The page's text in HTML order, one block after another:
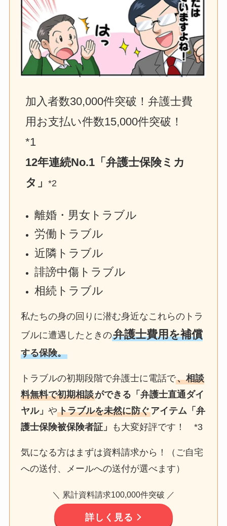
加入者数30,000件突破！弁護士費
用お支払い件数15,000件突破！
*1
12年連続No.1「弁護士保険ミカ
タ」*2
離婚・男女トラブル
労働トラブル
近隣トラブル
誹謗中傷トラブル
相続トラブル
私たちの身の回りに潜む身近なこれらのトラ
ブルに遭遇したときの弁護士費用を補償
する保険。
トラブルの初期段階で弁護士に電話で、相談
料無料で初期相談ができる「弁護士直通ダイ
ヤル」やトラブルを未然に防ぐアイテム「弁
護士保険被保険者証」
も大変好評です！ *3
気になる方はまずは資料請求から！（ご自宅
への送付、メールへの送付が選べます）
＼ 累計資料請求100,000件突破 ／
詳しく見る